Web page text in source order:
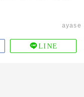
ayase
LINE